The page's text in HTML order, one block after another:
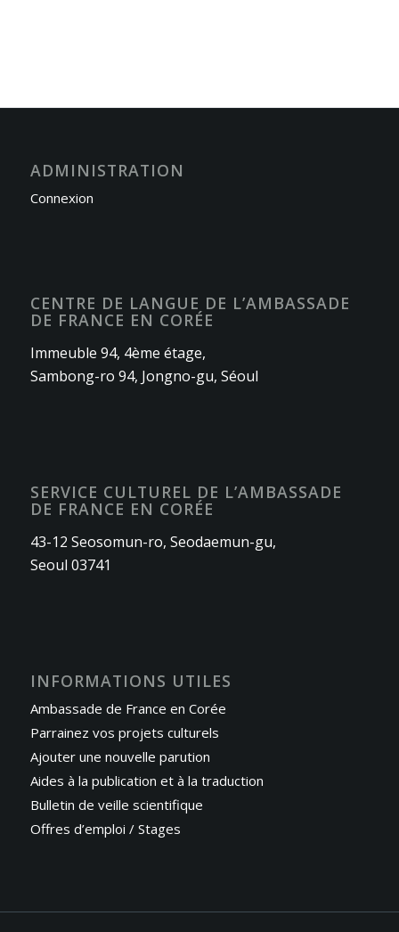
ADMINISTRATION
Connexion
CENTRE DE LANGUE DE L’AMBASSADE
DE FRANCE EN CORÉE
Immeuble 94, 4ème étage,
Sambong-ro 94, Jongno-gu, Séoul
SERVICE CULTUREL DE L’AMBASSADE
DE FRANCE EN CORÉE
43-12 Seosomun-ro, Seodaemun-gu,
Seoul 03741
INFORMATIONS UTILES
Ambassade de France en Corée
Parrainez vos projets culturels
Ajouter une nouvelle parution
Aides à la publication et à la traduction
Bulletin de veille scientifique
Offres d’emploi / Stages